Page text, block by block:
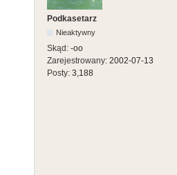
Podkasetarz
Nieaktywny
Skąd: -oo
Zarejestrowany: 2002-07-13
Posty: 3,188